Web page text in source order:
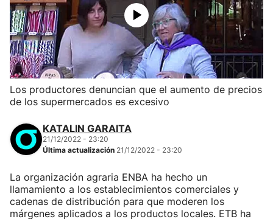
Los productores denuncian que el aumento de precios
de los supermercados es excesivo
KATALIN GARAITA
21/12/2022 - 23:20
Última actualización 21/12/2022 - 23:20
La organización agraria ENBA ha hecho un
llamamiento a los establecimientos comerciales y
cadenas de distribución para que moderen los
márgenes aplicados a los productos locales. ETB ha